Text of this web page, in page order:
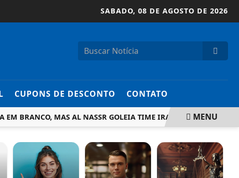
SABADO, 08 DE AGOSTO DE 2026
CUPONS DE DESCONTO CONTATO
BRANCO, MAS AL NASSR GOLEIA TIME IRANIANO MENU